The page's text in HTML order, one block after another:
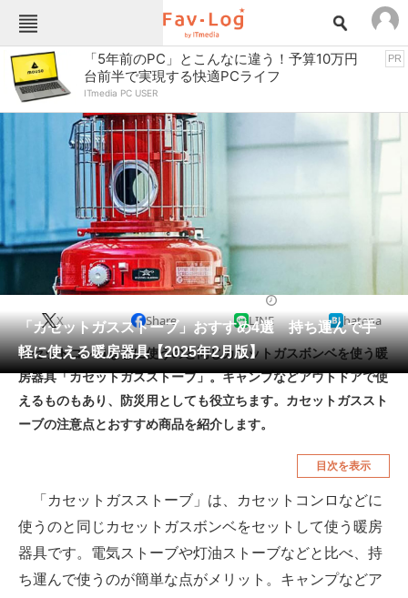
Fav-Logカテゴリー一覧
TOP アウトドア用品
インテリア・収納 おもちゃ・ホビー
キッチン家電
コンテンツ・サービス
スポーツ・レジャー スマホ・携帯電話
パソコン・タブレット ファッション
ペット 家電
工具・DIY 本・DVD・CD
生活家電 生活用品
空調・季節家電 美容・コスメ
釣り具・釣り用品 食品・飲料・お酒
メディア
「5年前のPC」とこんなに違う！予算10万円
台前半で実現する快適PCライフ
ITmedia PC USER
PR
「カセットガスストーブ」おすすめ4選 持ち運んで手
軽に使える暖房器具【2025年2月版】
X Share LINE hatena
カセットコンロなどに使うのと同じカセットガスボンベを使う暖
房器具「カセットガスストーブ」。キャンプなどアウトドアで使
えるものもあり、防災用としても役立ちます。カセットガススト
ーブの注意点とおすすめ商品を紹介します。
目次を表示
「カセットガスストーブ」は、カセットコンロなどに
使うのと同じカセットガスボンベをセットして使う暖房
器具です。電気ストーブや灯油ストーブなどと比べ、持
ち運んで使うのが簡単な点がメリット。キャンプなどア